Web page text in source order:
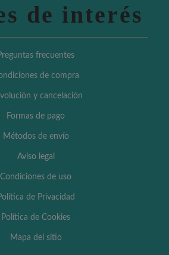
de interés
frecuentes
de compra
y cancelación
Formas de pago
Métodos de envío
Aviso legal
Condiciones de uso
de Privacidad
Política de Cookies
Mapa del sitio